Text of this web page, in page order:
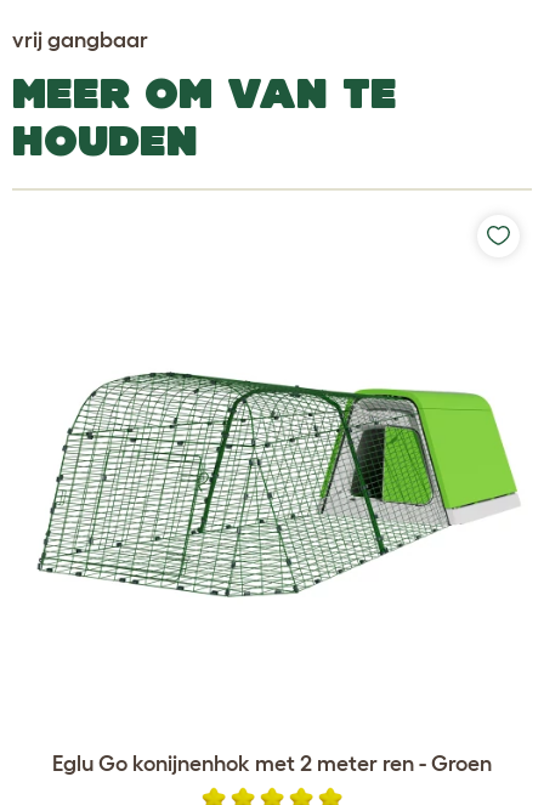
vrij gangbaar
MEER OM VAN TE
HOUDEN
Eglu Go konijnenhok met 2 meter ren - Groen